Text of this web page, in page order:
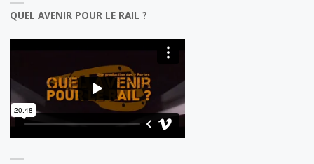
QUEL AVENIR POUR LE RAIL ?